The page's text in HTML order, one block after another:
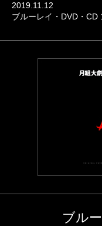
2019.11.12
ブルーレイ・DVD・CD
ブル